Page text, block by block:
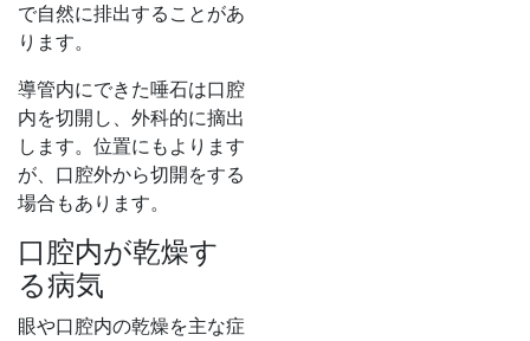
で自然に排出することがあ
ります。
導管内にできた唾石は口腔
内を切開し、外科的に摘出
します。位置にもよります
が、口腔外から切開をする
場合もあります。
口腔内が乾燥す
る病気
眼や口腔内の乾燥を主な症